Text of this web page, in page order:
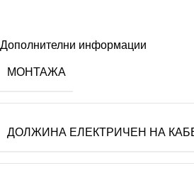
Дополнителни информации
МОНТАЖА
ДОЛЖИНА ЕЛЕКТРИЧЕН НА